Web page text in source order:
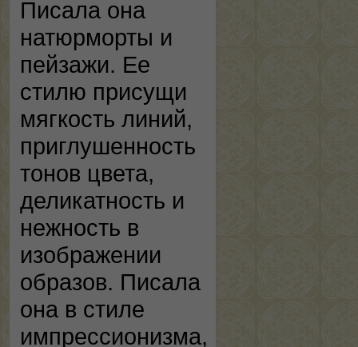
Писала она
натюрморты и
пейзажи. Ее
стилю присущи
мягкость линий,
приглушенность
тонов цвета,
деликатность и
нежность в
изображении
образов. Писала
она в стиле
импрессионизма,